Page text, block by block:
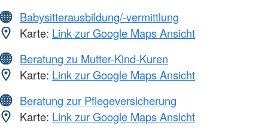
Babysitterausbildung/-vermittlung
Karte: Link zur Google Maps Ansicht
Beratung zu Mutter-Kind-Kuren
Karte: Link zur Google Maps Ansicht
Beratung zur Pflegeversicherung
Karte: Link zur Google Maps Ansicht